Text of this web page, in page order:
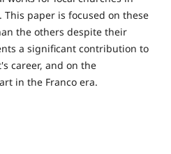
paper is focused on these
the others despite their
a significant contribution to
career, and on the
in the Franco era.